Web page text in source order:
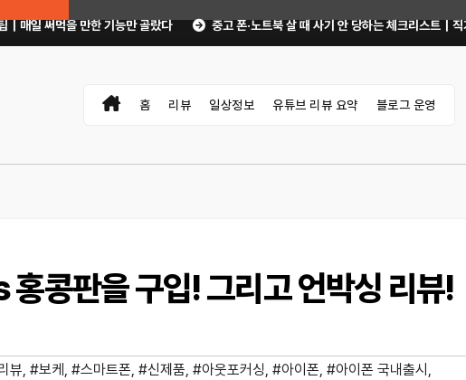
랐다 중고 폰·노트북 살 때 사기 안 당하는 체크리스트｜직거래 전 무엇을 확인해야 할
홈 리뷰 일상정보 유튜브 리뷰 요약 블로그 운영
콩판을 구입! 그리고 언박싱 리뷰!
뷰, #보케 , #스마트폰, #신제품, #아웃포커싱, #아이폰, #아이폰 국내출시 ,